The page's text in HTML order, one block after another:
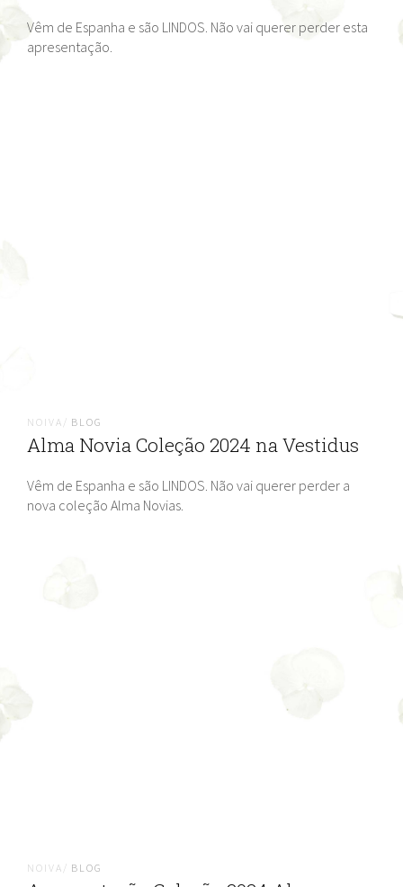
Vêm de Espanha e são LINDOS. Não vai querer perder esta
apresentação.
NOIVA/ BLOG
Alma Novia Coleção 2024 na Vestidus
Vêm de Espanha e são LINDOS. Não vai querer perder a
nova coleção Alma Novias.
NOIVA/ BLOG